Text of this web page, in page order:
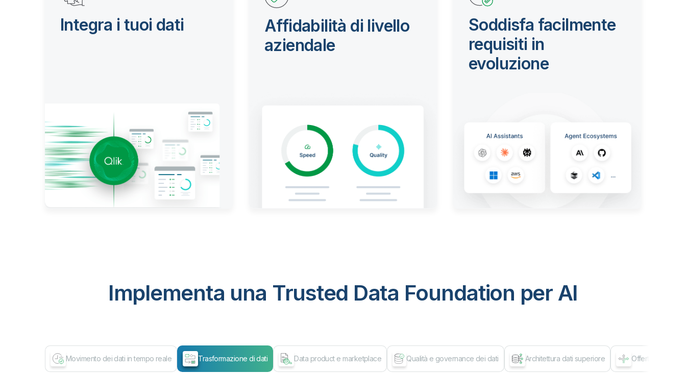
Integra i tuoi dati
Affidabilità di livello
aziendale
Soddisfa facilmente
requisiti in
evoluzione
Implementa una Trusted Data Foundation per AI
Movimento dei dati in tempo reale Trasformazione di dati Data product e marketplace Qualità e governance dei dati Architettura dati superiore Offerta flessibile